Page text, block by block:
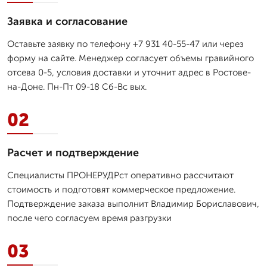
Заявка и согласование
Оставьте заявку по телефону +7 931 40-55-47 или через
форму на сайте. Менеджер согласует объемы гравийного
отсева 0-5, условия доставки и уточнит адрес в Ростове-
на-Доне. Пн-Пт 09-18 Сб-Вс вых.
02
Расчет и подтверждение
Специалисты ПРОНЕРУДРст оперативно рассчитают
стоимость и подготовят коммерческое предложение.
Подтверждение заказа выполнит Владимир Бориславович,
после чего согласуем время разгрузки
03